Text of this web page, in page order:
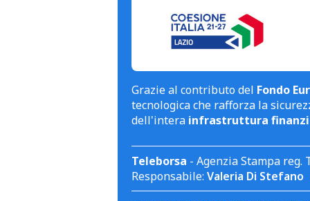
Grazie al contributo del Fondo
tecnologica che rafforza la
dell'intera infrastruttura
Teleborsa - Agenzia Stampa
Responsabile: Valeria Di Stefano